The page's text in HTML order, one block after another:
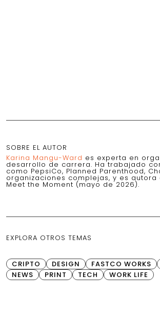
SOBRE EL AUTOR
Karina Mangu-Ward es experta en
desarrollo de carrera. Ha trabajado
como PepsiCo, Planned Parenthood,
organizaciones complejas, y es autora
Meet the Moment (mayo de 2026).
EXPLORA OTROS TEMAS
CRIPTO DESIGN FASTCO WORKS
NEWS
PRINT TECH WORK LIFE